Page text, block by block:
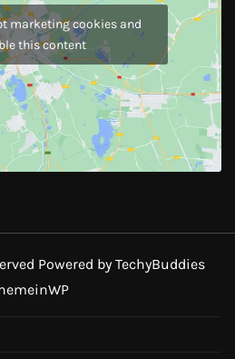
marketing cookies and
this content
Powered by TechyBuddies